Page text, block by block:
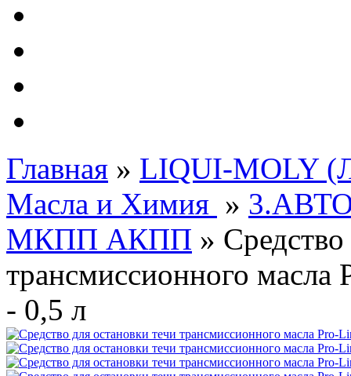
Главная » LIQUI-MOLY
Масла и Химия »
МКПП АКПП »
трансмиссионного
- 0,5 л